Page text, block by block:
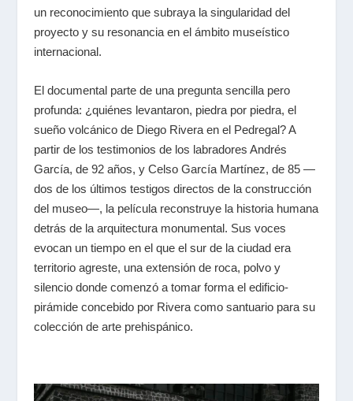
un reconocimiento que subraya la singularidad del
proyecto y su resonancia en el ámbito museístico
internacional.
El documental parte de una pregunta sencilla pero
profunda: ¿quiénes levantaron, piedra por piedra, el
sueño volcánico de Diego Rivera en el Pedregal? A
partir de los testimonios de los labradores Andrés
García, de 92 años, y Celso García Martínez, de 85 —
dos de los últimos testigos directos de la construcción
del museo—, la película reconstruye la historia humana
detrás de la arquitectura monumental. Sus voces
evocan un tiempo en el que el sur de la ciudad era
territorio agreste, una extensión de roca, polvo y
silencio donde comenzó a tomar forma el edificio-
pirámide concebido por Rivera como santuario para su
colección de arte prehispánico.